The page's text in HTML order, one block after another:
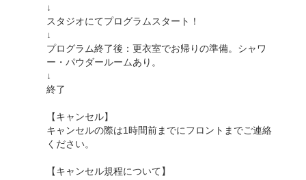
↓
スタジオにてプログラムスタート！
↓
プログラム終了後：更衣室でお帰りの準備。シャワ
ー・パウダールームあり。
↓
終了
【キャンセル】
キャンセルの際は1時間前までにフロントまでご連絡
ください。
【キャンセル規程について】